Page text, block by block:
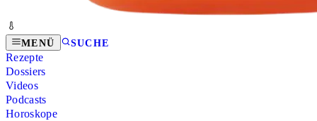
MENÜ SUCHE
Rezepte
Dossiers
Videos
Podcasts
Horoskope